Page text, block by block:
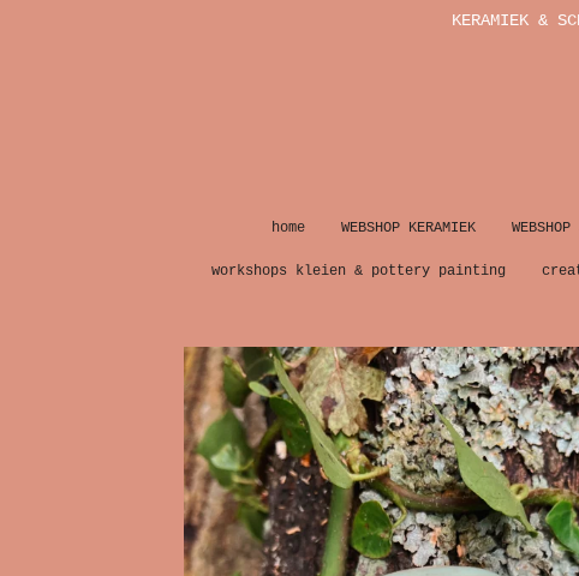
KERAMIEK &
home WEBSHOP KERAMIEK
workshops kleien & pottery painting